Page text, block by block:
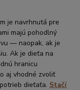
je navrhnutá pre
majú pohodlný
— naopak, ak je
Ak je dieťa na
hranicu
aj vhodné zvoliť
dieťaťa. Stačí